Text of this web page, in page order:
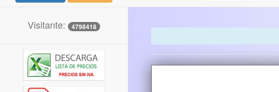
Visitante: 4798418